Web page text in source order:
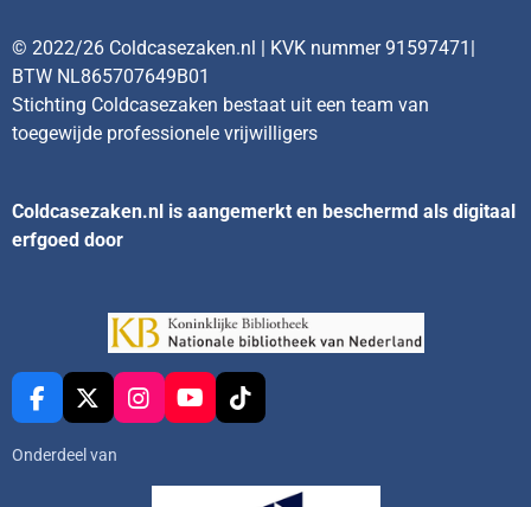
© 2022/26 Coldcasezaken.nl | KVK nummer 91597471|
BTW NL865707649B01
Stichting Coldcasezaken bestaat uit een team van
toegewijde professionele vrijwilligers
Coldcasezaken.nl is aangemerkt en beschermd als digitaal
erfgoed door
F
a
c
X
I
n
Y
o
T
i
Onderdeel van